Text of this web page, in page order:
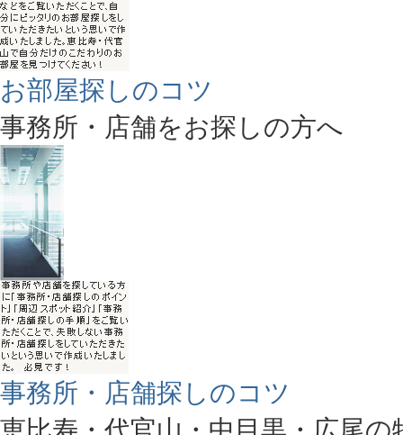
お部屋探しのコツ
事務所・店舗をお探しの方へ
事務所・店舗探しのコツ